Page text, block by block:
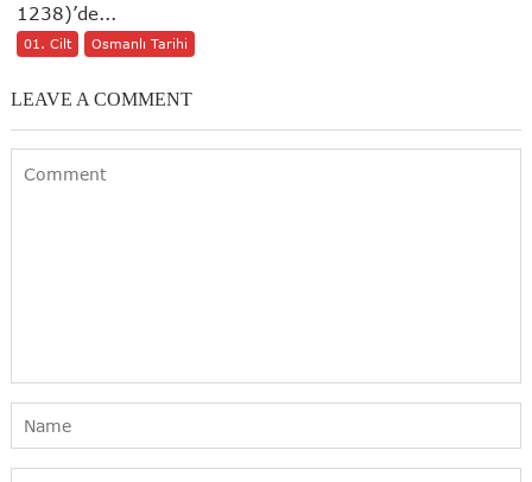
1238)’de...
01. Cilt Osmanlı Tarihi
LEAVE A COMMENT